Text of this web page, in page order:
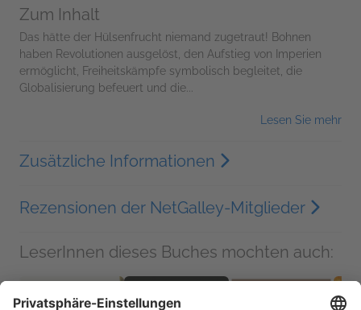
Zum Inhalt
Das hätte der Hülsenfrucht niemand zugetraut! Bohnen
haben Revolutionen ausgelöst, den Aufstieg von Imperien
ermöglicht, Freiheitskämpfe symbolisch begleitet, die
Globalisierung befeuert und die...
Lesen Sie mehr
Zusätzliche Informationen
Rezensionen der NetGalley-Mitglieder
LeserInnen dieses Buches mochten auch: